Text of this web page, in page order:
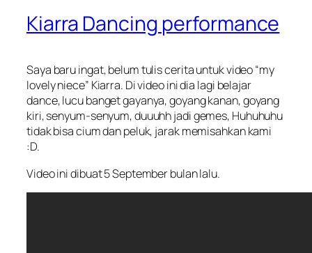
Kiarra Dancing performance
Saya baru ingat, belum tulis cerita untuk video “my
lovely niece” Kiarra. Di video ini dia lagi belajar
dance, lucu banget gayanya, goyang kanan, goyang
kiri, senyum-senyum, duuuhh jadi gemes, Huhuhuhu
tidak bisa cium dan peluk, jarak memisahkan kami
:D.
Video ini dibuat 5 September bulan lalu.